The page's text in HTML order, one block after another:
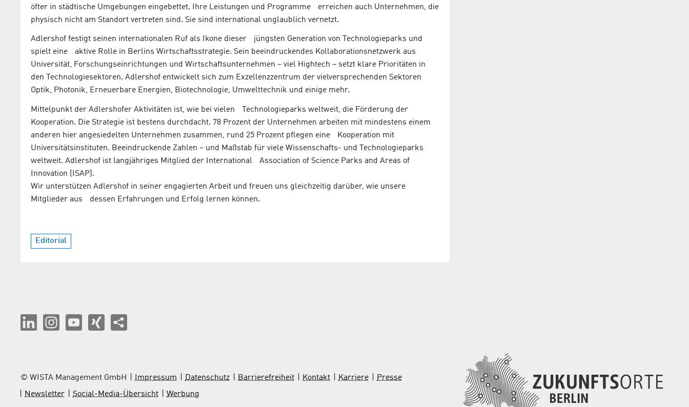
öfter in städtische Umgebungen eingebettet. Ihre Leistungen und Programme erreichen auch Unternehmen, die
physisch nicht am Standort vertreten sind. Sie sind international unglaublich vernetzt.
Adlershof festigt seinen internationalen Ruf als Ikone dieser jüngsten Generation von Technologieparks und
spielt eine aktive Rolle in Berlins Wirtschaftsstrategie. Sein beeindruckendes Kollaborationsnetzwerk aus
Universität, Forschungseinrichtungen und Wirtschaftsunternehmen – viel Hightech – setzt klare Prioritäten in
den Technologiesektoren. Adlershof entwickelt sich zum Exzellenzzentrum der vielversprechenden Sektoren
Optik, Photonik, Erneuerbare Energien, Biotechnologie, Umwelttechnik und einige mehr.
Mittelpunkt der Adlershofer Aktivitäten ist, wie bei vielen Technologieparks weltweit, die Förderung der
Kooperation. Die Strategie ist bestens durchdacht. 78 Prozent der Unternehmen arbeiten mit mindestens einem
anderen hier angesiedelten Unternehmen zusammen, rund 25 Prozent pflegen eine Kooperation mit
Universitätsinstituten. Beeindruckende Zahlen – und Maßstab für viele Wissenschafts- und Technologieparks
weltweit. Adlershof ist langjähriges Mitglied der International Association of Science Parks and Areas of
Innovation (ISAP).
Wir unterstützen Adlershof in seiner engagierten Arbeit und freuen uns gleichzeitig darüber, wie unsere
Mitglieder aus dessen Erfahrungen und Erfolg lernen können.
Editorial
© WISTA Management GmbH Impressum Datenschutz Barrierefreiheit Kontakt Karriere
Presse
Newsletter
Social-Media-Übersicht Werbung